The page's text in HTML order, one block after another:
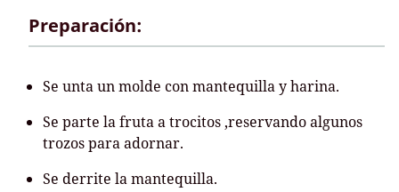
Preparación:
Se unta un molde con mantequilla y harina.
Se parte la fruta a trocitos ,reservando algunos
trozos para adornar.
Se derrite la mantequilla.